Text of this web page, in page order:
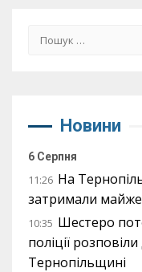
Пошук:
Новини
6 Серпня
11:26 На
затримали майже
10:35 Шестеро
поліції
Тернопільщині